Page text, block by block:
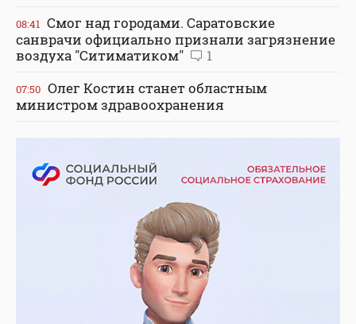
08:41 Смог над городами. Саратовские
санврачи официально признали загрязнение
воздуха "Ситиматиком"
1
07:50 Олег Костин станет областным
министром здравоохранения